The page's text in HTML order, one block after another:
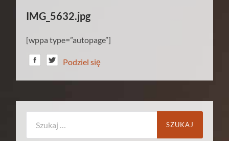
IMG_5632.jpg
[wppa type=”autopage”]
Podziel się